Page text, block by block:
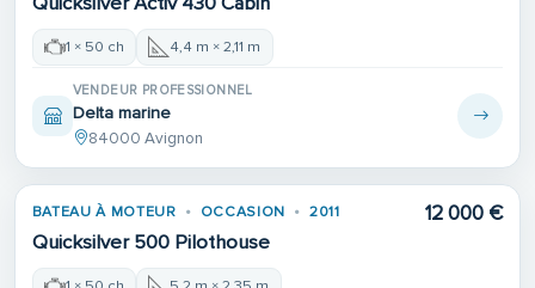
1 × 50 ch 4,4 m × 2,11 m
VENDEUR PROFESSIONNEL
Delta marine
84000 Avignon
BATEAU À MOTEUR OCCASION 2011
Quicksilver 500 Pilothouse
12 000 €